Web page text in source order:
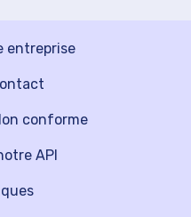
entreprise
API
conforme